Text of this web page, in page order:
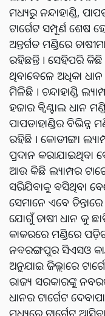
ମଧ୍ୟରୁ ନନ୍ଦାହାଣ୍ଡି,
ଟାର୍ଗେଟ ସମ୍ପୂର୍ଣ ଶେଷ
ଅନ୍ତର୍ଗତ ମଣ୍ଡିରେ
ରହିଛନ୍ତି । ସେହିପରି କିଛି
ଥିବାବେଳେ ଅଧିକା
ମିଳିଛି । ଚନ୍ଦାହାଣ୍ଡି
ହଜାର କ୍ୱିଣ୍ଟାଲ ଧାନ
ପାପଡାହାଣ୍ଡିର ବିଭିନ୍ନ
ରହିଛି । କୋଡୀଙ୍ଗା
ପ୍ରଦାନ କରାଯାଇଥିବା
ଆଉ କିଛି ଲ୍ୟାମ୍ପର
ସରିଯିବାକୁ ବସିଥିବା
ସେମାନେ ଏବେ
ଯୋଗୁଁ ଚାଷୀ ଧାନ କୁ
କାକରରେ ମଣ୍ଡିରେ
ନବରଙ୍ଗପୁର ସିଏସଓ
ଅନୁଯାଇ ଜିଲ୍ଲାରେ
ରାଜ୍ୟ ସରକାରଙ୍କୁ
ଧାନର ଟାର୍ଗେଟ